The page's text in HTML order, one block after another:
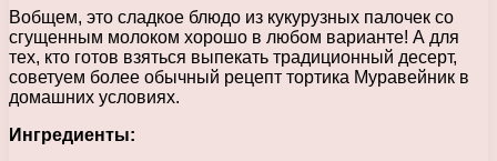
Вобщем, это сладкое блюдо из кукурузных палочек со
сгущенным молоком хорошо в любом варианте! А для
тех, кто готов взяться выпекать традиционный десерт,
советуем более обычный рецепт тортика Муравейник в
домашних условиях.
Ингредиенты: